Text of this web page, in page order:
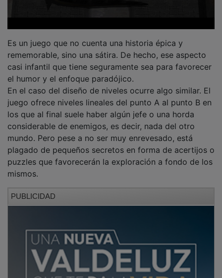
rememorable, sino una sátira. De hecho, ese aspecto
casi infantil que tiene seguramente sea para favorecer
el humor y el enfoque paradójico.
En el caso del diseño de niveles ocurre algo similar. El
juego ofrece niveles lineales del punto A al punto B en
los que al final suele haber algún jefe o una horda
considerable de enemigos, es decir, nada del otro
mundo. Pero pese a no ser muy enrevesado, está
plagado de pequeños secretos en forma de acertijos o
puzzles que favorecerán la exploración a fondo de los
mismos.